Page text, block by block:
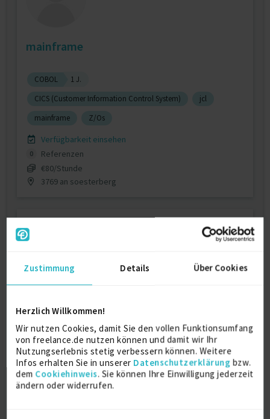
Zustimmung Details Über Cookies
Herzlich Willkommen!
Wir nutzen Cookies, damit Sie den vollen Funktionsumfang
von freelance.de nutzen können und damit wir Ihr
Nutzungserlebnis stetig verbessern können. Weitere
Infos erhalten Sie in unserer Datenschutzerklärung bzw.
dem Cookiehinweis. Sie können Ihre Einwilligung jederzeit
ändern oder widerrufen.
mainframe
COBOL
1 J.
CICS (Customer Information Control System)
jcl
mainframe
Z/Os
Verfügbarkeit einsehen
0
Referenzen
€80/Stunde
3769 an soesterberg
COBOL Mainframe
Verfügbarkeit einsehen
0
Referenzen
€40/Stunde